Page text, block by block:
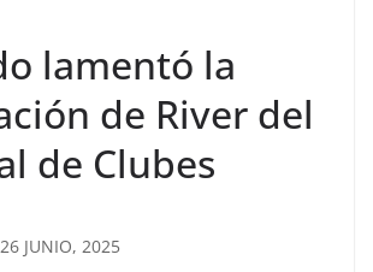
lamentó la
de River del
de Clubes
JUNIO, 2025